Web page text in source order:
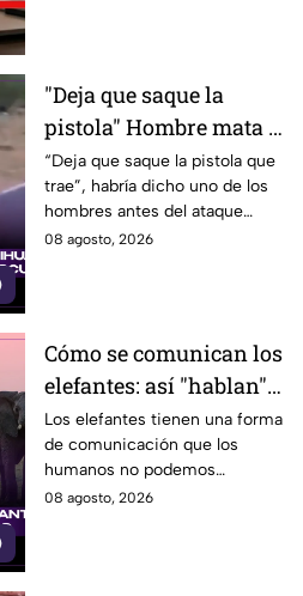
"Deja que saque la
pistola" Hombre mata a
padre y hiere a su hijo
por supuestamente
invadir un camino
“Deja que saque la pistola que
trae”, habría dicho uno de los
hombres antes del ataque
armado en Julimes, Chihuahua
08 agosto, 2026
Cómo se comunican los
elefantes: así "hablan"
entre ellos
Los elefantes tienen una forma
de comunicación que los
humanos no podemos
escuchar, ellos “hablan” de una
08 agosto, 2026